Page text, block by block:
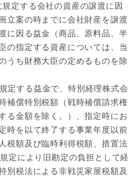
定する会社の資産の譲渡に因
立案の時までに会社財産を譲渡
に因る益金（商品、原料品、半
の指定する資産については、当
うち財務大臣の定めるものを除
定する益金で、特別経理株式会
補償特別税額（戦時補償請求権
る金額を除く。）、指定時にお
時を以て終了する事業年度以前
税額及び臨時利得税額、措置法
定により旧勘定の負担として経
別税法による非戦災家屋税額及